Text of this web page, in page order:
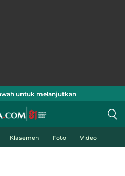
untuk melanjutkan
Klasemen Foto Video